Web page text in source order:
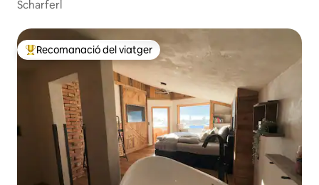
Scharferl
Principals recomanacions dels viatgers
Recomanació del viatger